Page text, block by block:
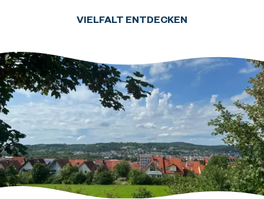
VIELFALT ENTDECKEN